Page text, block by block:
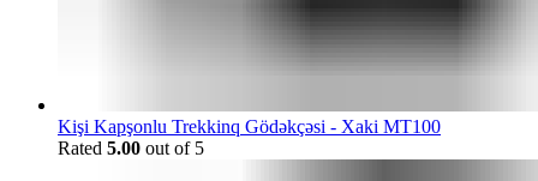
Kişi Kapşonlu Trekkinq Gödəkçəsi - Xaki MT100
Rated 5.00 out of 5